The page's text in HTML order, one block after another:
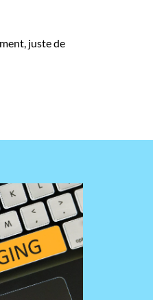
juste de